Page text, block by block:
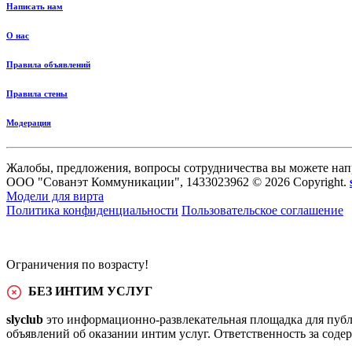
Написать нам
О нас
Правила объявлений
Правила стены
Модерация
Жалобы, предложения, вопросы сотрудничества вы можете
ООО "Сованэт Коммуникации", 1433023962 © 2026 Copyright.
Модели для вирта
Политика конфиденциальности Пользовательское соглашение
Ограничения по возрасту!
БЕЗ ИНТИМ УСЛУГ
slyclub это информационно-развлекательная площадка для
объявлений об оказании интим услуг. Ответственность за